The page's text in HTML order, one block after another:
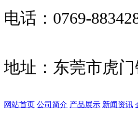
电话：0769-
地址： 东莞市虎
网站首页 公司简介 产品展示 新闻资讯